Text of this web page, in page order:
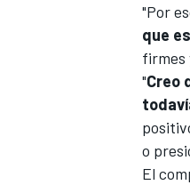
"Por
que
firmes
"Creo
o
El